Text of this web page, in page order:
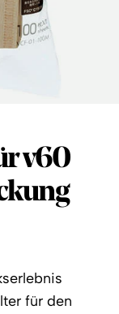
v60
für den